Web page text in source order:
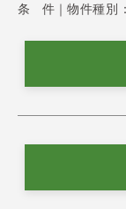
条 件｜ 物件種別